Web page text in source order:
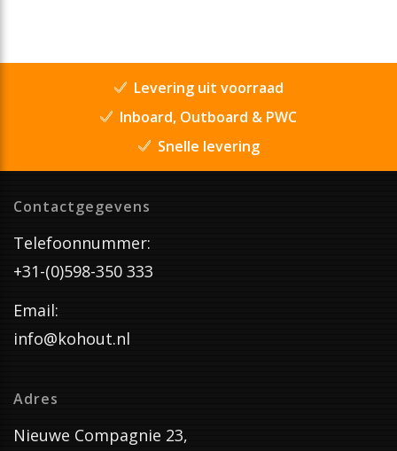
Levering uit voorraad
Inboard, Outboard & PWC
Snelle levering
Contactgegevens
Telefoonnummer:
+31-(0)598-350 333
Email:
info@kohout.nl
Adres
Nieuwe Compagnie 23,